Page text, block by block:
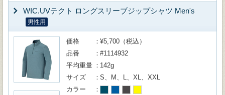
WIC.UVテクト ロングスリーブジップシャツ Men's
男性用
価格
¥5,700（税込）
品番
#1114932
平均重量
142g
サイズ
S、M、L、XL、XXL
カラー